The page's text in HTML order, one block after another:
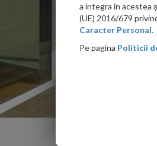
a integra în acestea
(UE) 2016/679
Caracter Personal.
Pe pagina Politicii